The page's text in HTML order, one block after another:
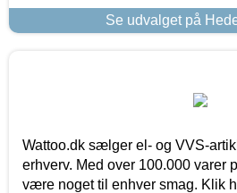
Se udvalget på
Wattoo.dk sælger el- og VVS-
erhverv. Med over 100.000 varer
være noget til enhver smag. Klik